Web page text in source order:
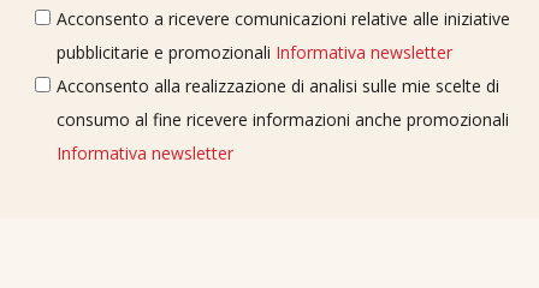
Acconsento a ricevere comunicazioni relative alle iniziative
pubblicitarie e promozionali Informativa newsletter
Acconsento alla realizzazione di analisi sulle mie scelte di
consumo al fine ricevere informazioni anche promozionali
Informativa newsletter